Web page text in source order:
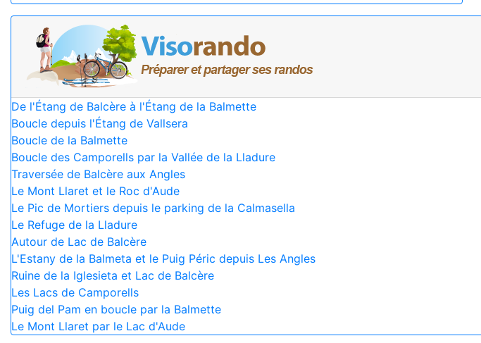
De l'Étang de Balcère à l'Étang de la Balmette
Boucle depuis l'Étang de Vallsera
Boucle de la Balmette
Boucle des Camporells par la Vallée de la Lladure
Traversée de Balcère aux Angles
Le Mont Llaret et le Roc d'Aude
Le Pic de Mortiers depuis le parking de la Calmasella
Le Refuge de la Lladure
Autour de Lac de Balcère
L'Estany de la Balmeta et le Puig Péric depuis Les Angles
Ruine de la Iglesieta et Lac de Balcère
Les Lacs de Camporells
Puig del Pam en boucle par la Balmette
Le Mont Llaret par le Lac d'Aude